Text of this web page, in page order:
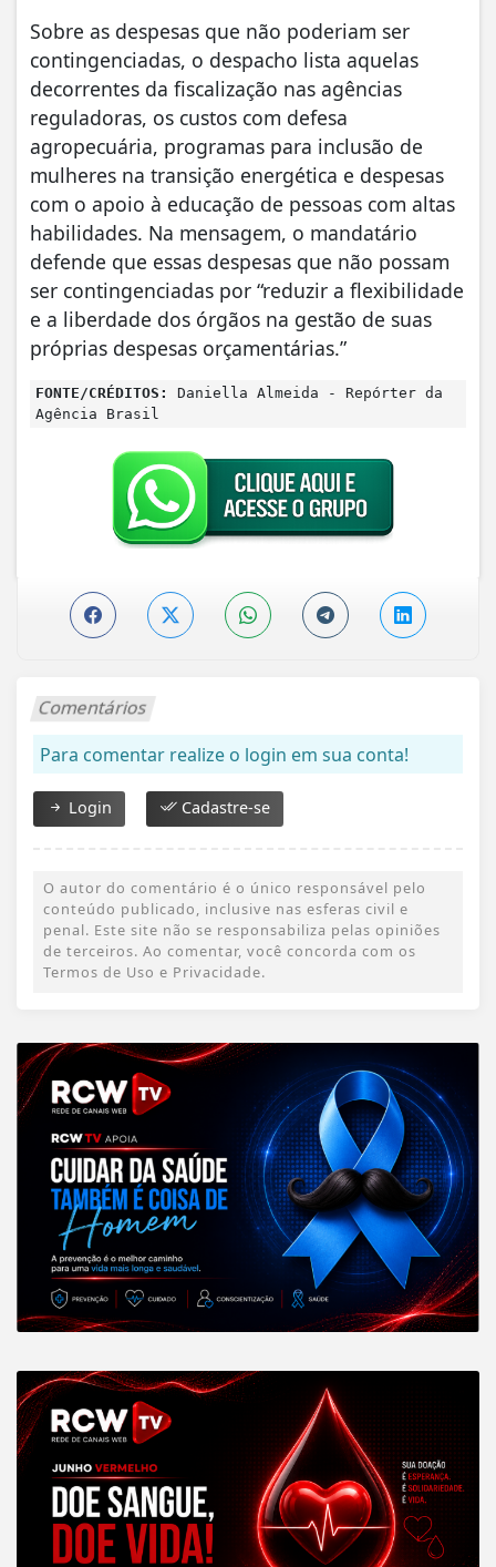
Sobre as despesas que não poderiam ser
contingenciadas, o despacho lista aquelas
decorrentes da fiscalização nas agências
reguladoras, os custos com defesa
agropecuária, programas para inclusão de
mulheres na transição energética e despesas
com o apoio à educação de pessoas com altas
habilidades. Na mensagem, o mandatário
defende que essas despesas que não possam
ser contingenciadas por “reduzir a flexibilidade
e a liberdade dos órgãos na gestão de suas
próprias despesas orçamentárias.”
FONTE/CRÉDITOS:
Daniella Almeida - Repórter da
Agência Brasil
Comentários
Para comentar realize o login em sua conta!
Login Cadastre-se
O autor do comentário é o único responsável pelo
conteúdo publicado, inclusive nas esferas civil e
penal. Este site não se responsabiliza pelas opiniões
de terceiros. Ao comentar, você concorda com os
Termos de Uso e Privacidade.